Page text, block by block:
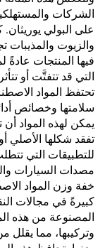
الشركات
على البولي يوريثان.
والزيوت والمذيبات
فيها المنتجات
التي قد تتفتَّت أو
تحتفظ المواد
سلامتها وخصائص
يمكن لهذه المواد أن
تفقد شكلها الأصلي
للتطبيقات التي
مصدات السيارات
خفة وزن المواد
كبيرةً في مجالات
المصنوعة من هذه
وتركيبها، مما يقلل